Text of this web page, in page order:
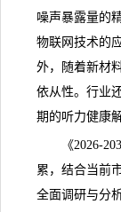
噪声暴露量的
物联网技术的
外，随着新材
依从性。行业
期的听力健康
《2026-2032
累，结合当前
全面调研与分